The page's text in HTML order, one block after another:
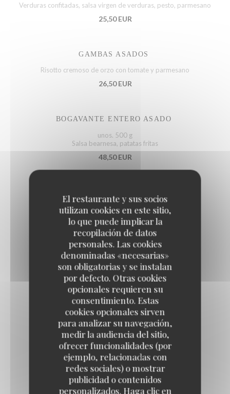
El restaurante y sus socios
utilizan cookies en este sitio,
lo que puede implicar la
recopilación de datos
personales. Las cookies
denominadas «necesarias»
son obligatorias y se instalan
por defecto. Otras cookies
opcionales requieren su
consentimiento. Estas
cookies opcionales sirven
para analizar su navegación,
medir la audiencia del sitio,
ofrecer funcionalidades (por
ejemplo, relacionadas con
redes sociales) o mostrar
publicidad o contenidos
personalizados. Haga clic en
Verduras confitadas, salsa virgen de verduras, pesto, parmesano
25,50 EUR
GAMBAS ASADOS
Risotto cremoso de orzo con tomate y parmesano
26,50 EUR
BOGAVANTE ENTERO ASADO
unos. 500 g
Salsa bearnesa, patatas fritas
48,50 EUR
Acompañamientos
PURÉ DE PATATAS CON MANTEQUILLA
6,00 EUR
PATATAS FRITAS
6,00 EUR
VERDURAS DE TEMPORADA
6,00 EUR